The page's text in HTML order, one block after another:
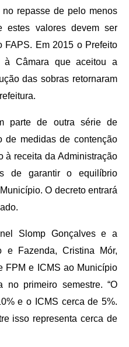
repasse de pelo menos
estes valores devem ser
FAPS. Em 2015 o Prefeito
à Câmara que aceitou a
das sobras retornaram
parte de outra série de
de medidas de contenção
à receita da Administração
de garantir o equilíbrio
O decreto entrará
Slomp Gonçalves e a
e Fazenda, Cristina Mór,
FPM e ICMS ao Município
no primeiro semestre. “O
e o ICMS cerca de 5%.
isso representa cerca de